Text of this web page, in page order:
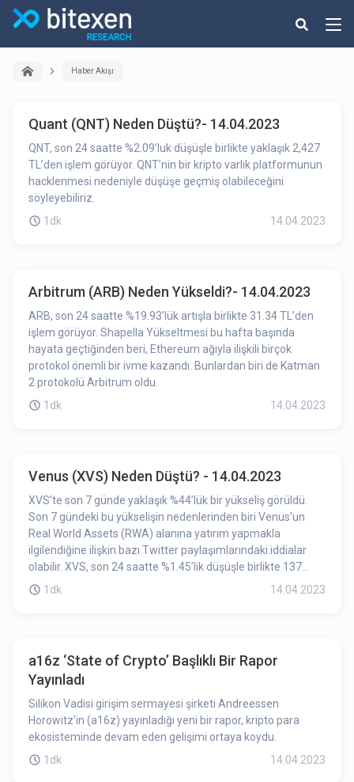
Haber Akışı
Quant (QNT) Neden Düştü?- 14.04.2023
QNT, son 24 saatte %2.09’luk düşüşle birlikte yaklaşık 2,427
TL’den işlem görüyor. QNT’nin bir kripto varlık platformunun
hacklenmesi nedeniyle düşüşe geçmiş olabileceğini
söyleyebiliriz.
1dk
14.04.2023
Arbitrum (ARB) Neden Yükseldi?- 14.04.2023
ARB, son 24 saatte %19.93’lük artışla birlikte 31.34 TL’den
işlem görüyor. Shapella Yükseltmesi bu hafta başında
hayata geçtiğinden beri, Ethereum ağıyla ilişkili birçok
protokol önemli bir ivme kazandı. Bunlardan biri de Katman
2 protokolü Arbitrum oldu.
1dk
14.04.2023
Venus (XVS) Neden Düştü? - 14.04.2023
XVS’te son 7 günde yaklaşık %44’lük bir yükseliş görüldü.
Son 7 gündeki bu yükselişin nedenlerinden biri Venus’un
Real World Assets (RWA) alanına yatırım yapmakla
ilgilendiğine ilişkin bazı Twitter paylaşımlarındaki iddialar
olabilir. XVS, son 24 saatte %1.45’lik düşüşle birlikte 137
TL’den işlem görüyor. Bu düşüşü XVS’nin yükselişi
1dk 14.04.2023
a16z ‘State of Crypto’ Başlıklı Bir Rapor
Yayınladı
Silikon Vadisi girişim sermayesi şirketi Andreessen
Horowitz'in (a16z) yayınladığı yeni bir rapor, kripto para
ekosisteminde devam eden gelişimi ortaya koydu.
1dk
14.04.2023